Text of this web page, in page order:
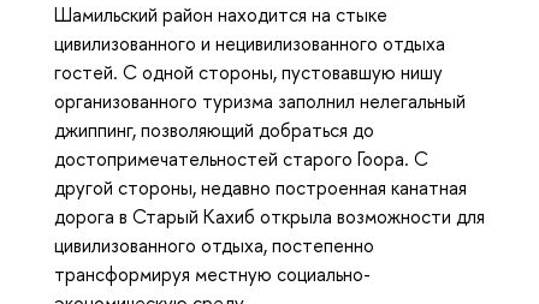
Шамильский район находится на стыке
цивилизованного и нецивилизованного отдыха
гостей. С одной стороны, пустовавшую нишу
организованного туризма заполнил нелегальный
джиппинг, позволяющий добраться до
достопримечательностей старого Гоора. С
другой стороны, недавно построенная канатная
дорога в Старый Кахиб открыла возможности для
цивилизованного отдыха, постепенно
трансформируя местную социально-